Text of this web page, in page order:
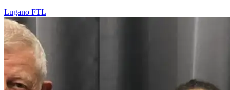
Lugano FTL